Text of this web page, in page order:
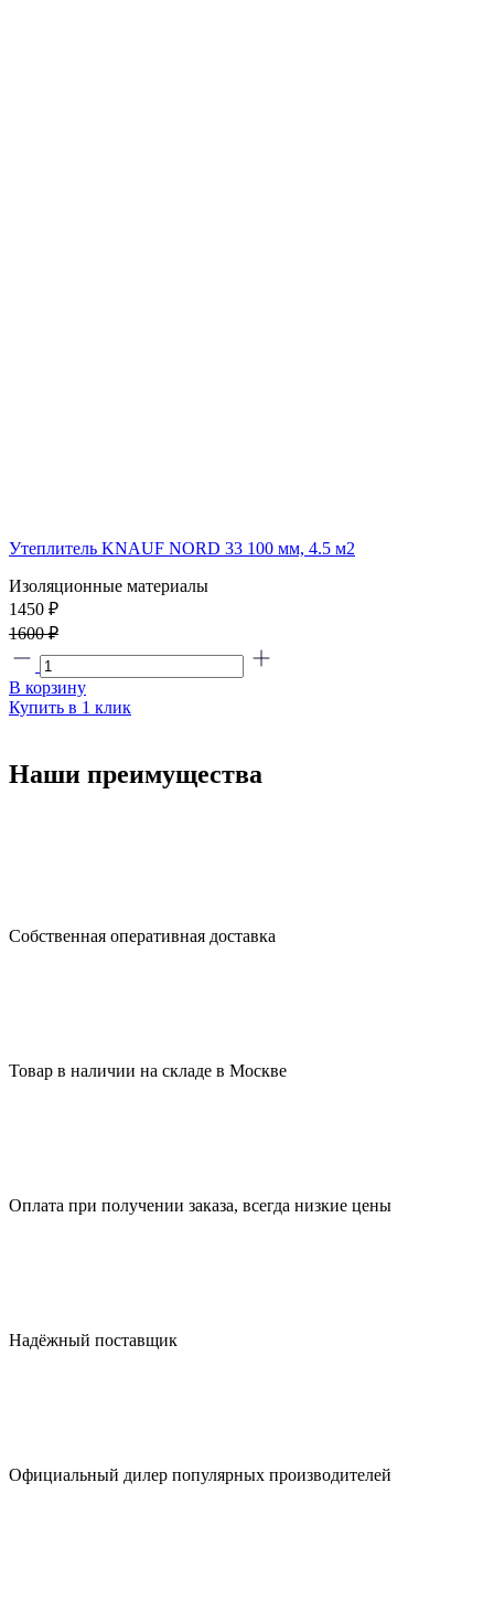
Утеплитель KNAUF NORD 33 100 мм, 4.5 м2
Изоляционные материалы
1450 ₽
1600 ₽
В корзину
Купить в 1 клик
Наши преимущества
Собственная оперативная доставка
Товар в наличии на складе в Москве
Оплата при получении заказа, всегда низкие цены
Надёжный поставщик
Официальный дилер популярных производителей